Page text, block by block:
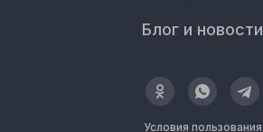
Условия пользования
Блог и новости